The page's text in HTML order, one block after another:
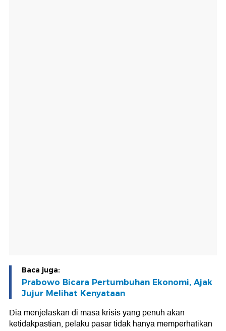
Baca juga:
Prabowo Bicara Pertumbuhan Ekonomi, Ajak
Jujur Melihat Kenyataan
Dia menjelaskan di masa krisis yang penuh akan
ketidakpastian, pelaku pasar tidak hanya memperhatikan